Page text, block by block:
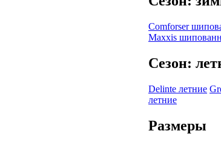
Comforser
Maxxis
Сезон:
Delinte летние
летние
Размеры